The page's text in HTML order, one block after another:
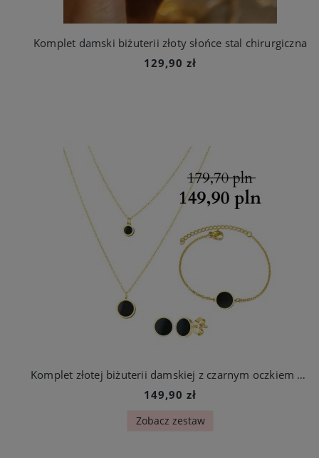
Komplet damski biżuterii złoty słońce stal chirurgiczna
129,90 zł
Komplet złotej biżuterii damskiej z czarnym oczkiem stal chirurgiczna
149,90 zł
Zobacz zestaw